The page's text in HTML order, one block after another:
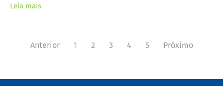
Leia mais
Anterior 1 2 3 4 5 Próximo